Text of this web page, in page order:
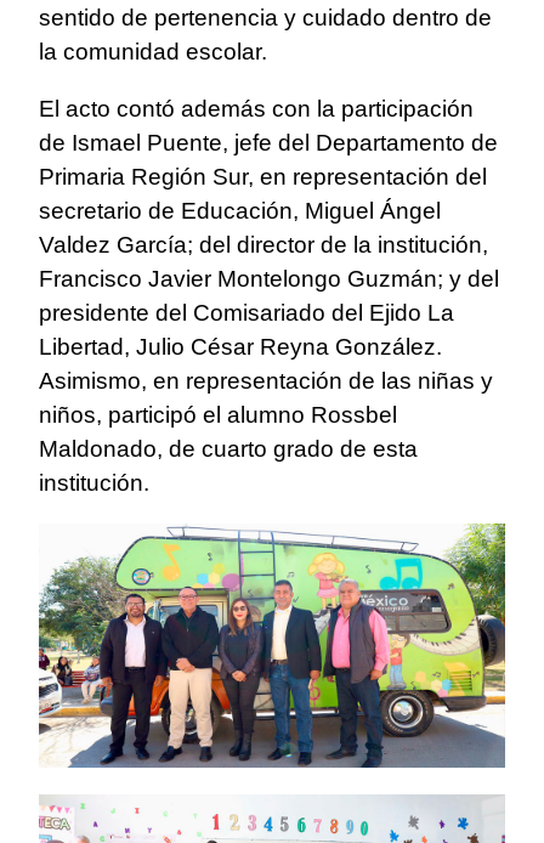
sentido de pertenencia y cuidado dentro de
la comunidad escolar.
El acto contó además con la participación
de Ismael Puente, jefe del Departamento de
Primaria Región Sur, en representación del
secretario de Educación, Miguel Ángel
Valdez García; del director de la institución,
Francisco Javier Montelongo Guzmán; y del
presidente del Comisariado del Ejido La
Libertad, Julio César Reyna González.
Asimismo, en representación de las niñas y
niños, participó el alumno Rossbel
Maldonado, de cuarto grado de esta
institución.